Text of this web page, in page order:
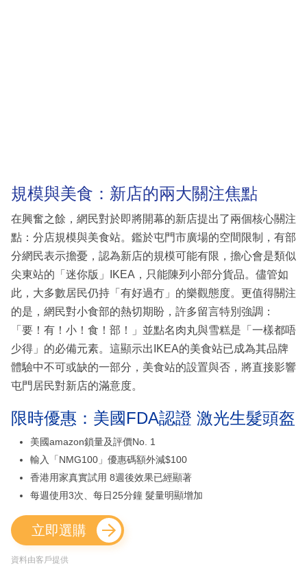
規模與美食：新店的兩大關注焦點
在興奮之餘，網民對於即將開幕的新店提出了兩個核心關注
點：分店規模與美食站。鑑於屯門市廣場的空間限制，有部
分網民表示擔憂，認為新店的規模可能有限，擔心會是類似
尖東站的「迷你版」IKEA，只能陳列小部分貨品。儘管如
此，大多數居民仍持「有好過冇」的樂觀態度。更值得關注
的是，網民對小食部的熱切期盼，許多留言特別強調：
「要！有！小！食！部！」並點名肉丸與雪糕是「一樣都唔
少得」的必備元素。這顯示出IKEA的美食站已成為其品牌
體驗中不可或缺的一部分，美食站的設置與否，將直接影響
屯門居民對新店的滿意度。
限時優惠：美國FDA認證 激光生髮頭盔
美國amazon鎖量及評價No. 1
輸入「NMG100」優惠碼額外減$100
香港用家真實試用 8週後效果已經顯著
每週使用3次、每日25分鐘 髮量明顯增加
立即選購
資料由客戶提供